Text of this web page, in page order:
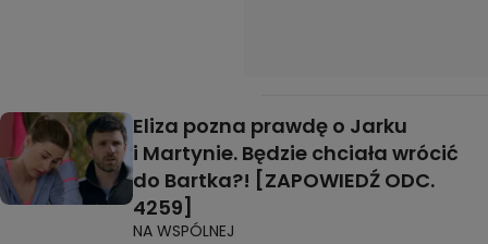
Eliza pozna prawdę o Jarku
i Martynie. Będzie chciała wrócić
do Bartka?! [ZAPOWIEDŹ ODC.
4259]
NA WSPÓLNEJ